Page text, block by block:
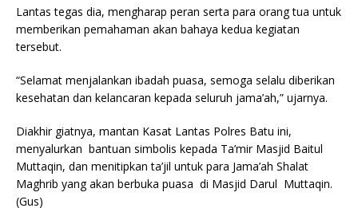
Lantas tegas dia, mengharap peran serta para orang tua untuk
memberikan pemahaman akan bahaya kedua kegiatan
tersebut.
“Selamat menjalankan ibadah puasa, semoga selalu diberikan
kesehatan dan kelancaran kepada seluruh jama’ah,” ujarnya.
Diakhir giatnya, mantan Kasat Lantas Polres Batu ini,
menyalurkan bantuan simbolis kepada Ta’mir Masjid Baitul
Muttaqin, dan menitipkan ta’jil untuk para Jama’ah Shalat
Maghrib yang akan berbuka puasa di Masjid Darul Muttaqin.
(Gus)